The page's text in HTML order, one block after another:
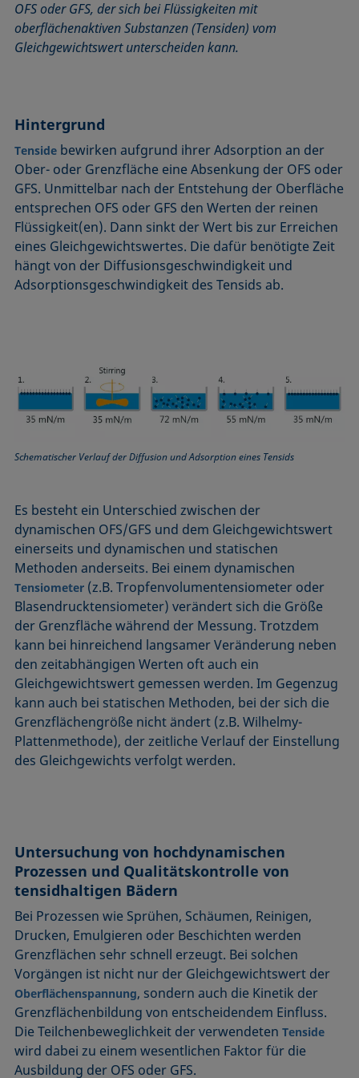
Benetzbarkeit
Benetzte Länge
Benetzung
Constrained Sessile Drop
Diffusionskoeffizient
Dispersiver Anteil
Dreiphasenpunkt
Dynamische Oberflächenspannung
Dynamischer Kontaktwinkel
Emulsion
Kegelschnittmethode
Kohäsionsarbeit
Kontaktwinkel
Tensidkonzentration
Kritische Oberflächenspannung
Laplace-Druck
Liegender Tropfen (sessile drop)
Liquid Needle
Lotuseffekt
Meniskus-Methode
Methode nach Oss und Good
Methode nach Zisman
Mizelle
Oberflächenaktiv
Oberflächenspannung
Rückzugswinkel
Schaum
Schaumbildner
Spreitkoeffizient, Spreitparameter
Stabmethode
Stalagmometer
Statische Oberflächenspannung
Statischer Kontaktwinkel
Stood-up Drop
OFS oder GFS, der sich bei Flüssigkeiten mit
oberflächenaktiven Substanzen (Tensiden) vom
Gleichgewichtswert unterscheiden kann.
Hintergrund
Tenside bewirken aufgrund ihrer Adsorption an der
Ober- oder Grenzfläche eine Absenkung der OFS oder
GFS. Unmittelbar nach der Entstehung der Oberfläche
entsprechen OFS oder GFS den Werten der reinen
Flüssigkeit(en). Dann sinkt der Wert bis zur Erreichen
eines Gleichgewichtswertes. Die dafür benötigte Zeit
hängt von der Diffusionsgeschwindigkeit und
Adsorptionsgeschwindigkeit des Tensids ab.
Schematischer Verlauf der Diffusion und Adsorption eines Tensids
Es besteht ein Unterschied zwischen der
dynamischen OFS/GFS und dem Gleichgewichtswert
einerseits und dynamischen und statischen
Methoden anderseits. Bei einem dynamischen
Tensiometer (z.B. Tropfenvolumentensiometer oder
Blasendrucktensiometer) verändert sich die Größe
der Grenzfläche während der Messung. Trotzdem
kann bei hinreichend langsamer Veränderung neben
den zeitabhängigen Werten oft auch ein
Gleichgewichtswert gemessen werden. Im Gegenzug
kann auch bei statischen Methoden, bei der sich die
Grenzflächengröße nicht ändert (z.B. Wilhelmy-
Plattenmethode), der zeitliche Verlauf der Einstellung
des Gleichgewichts verfolgt werden.
Untersuchung von hochdynamischen
Prozessen und Qualitätskontrolle von
tensidhaltigen Bädern
Bei Prozessen wie Sprühen, Schäumen, Reinigen,
Drucken, Emulgieren oder Beschichten werden
Grenzflächen sehr schnell erzeugt. Bei solchen
Vorgängen ist nicht nur der Gleichgewichtswert der
Oberflächenspannung, sondern auch die Kinetik der
Grenzflächenbildung von entscheidendem Einfluss.
Die Teilchenbeweglichkeit der verwendetenTenside
wird dabei zu einem wesentlichen Faktor für die
Ausbildung der OFS oder GFS.